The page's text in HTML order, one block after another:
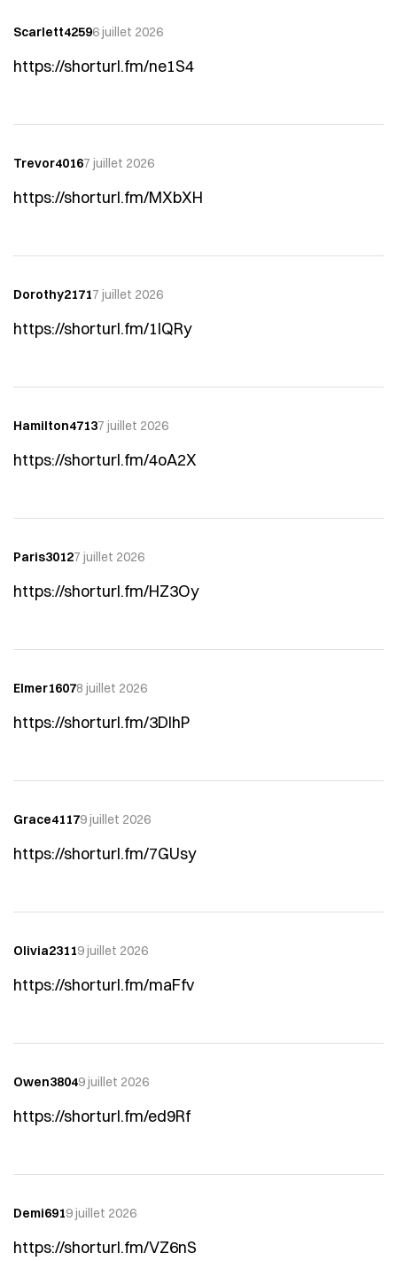
Scarlett42596 juillet 2026
https://shorturl.fm/ne1S4
Trevor40167 juillet 2026
https://shorturl.fm/MXbXH
Dorothy21717 juillet 2026
https://shorturl.fm/1lQRy
Hamilton47137 juillet 2026
https://shorturl.fm/4oA2X
Paris30127 juillet 2026
https://shorturl.fm/HZ3Oy
Elmer16078 juillet 2026
https://shorturl.fm/3DlhP
Grace41179 juillet 2026
https://shorturl.fm/7GUsy
Olivia23119 juillet 2026
https://shorturl.fm/maFfv
Owen38049 juillet 2026
https://shorturl.fm/ed9Rf
Demi6919 juillet 2026
https://shorturl.fm/VZ6nS